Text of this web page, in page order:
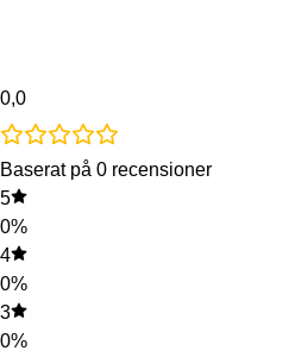
0,0
Baserat på 0 recensioner
5
0%
4
0%
3
0%